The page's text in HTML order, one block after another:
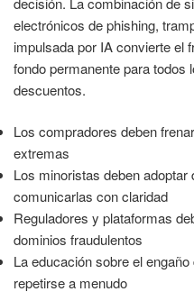
electrónicos de phishing,
impulsada por IA convierte el
fondo permanente para
descuentos.
Los compradores deben
extremas
Los minoristas deben
comunicarlas con claridad
Reguladores y plataformas
dominios fraudulentos
La educación sobre el
repetirse a menudo